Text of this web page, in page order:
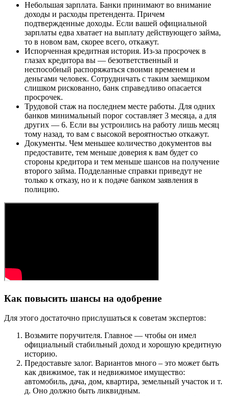
Небольшая зарплата. Банки принимают во внимание
доходы и расходы претендента. Причем
подтвержденные доходы. Если вашей официальной
зарплаты едва хватает на выплату действующего займа,
то в новом вам, скорее всего, откажут.
Испорченная кредитная история. Из-за просрочек в
глазах кредитора вы — безответственный и
неспособный распоряжаться своими временем и
деньгами человек. Сотрудничать с таким заемщиком
слишком рискованно, банк справедливо опасается
просрочек.
Трудовой стаж на последнем месте работы. Для одних
банков минимальный порог составляет 3 месяца, а для
других — 6. Если вы устроились на работу лишь месяц
тому назад, то вам с высокой вероятностью откажут.
Документы. Чем меньшее количество документов вы
предоставите, тем меньше доверия к вам будет со
стороны кредитора и тем меньше шансов на получение
второго займа. Подделанные справки приведут не
только к отказу, но и к подаче банком заявления в
полицию.
Как повысить шансы на одобрение
Для этого достаточно прислушаться к советам экспертов:
Возьмите поручителя. Главное — чтобы он имел
официальный стабильный доход и хорошую кредитную
историю.
Предоставьте залог. Вариантов много – это может быть
как движимое, так и недвижимое имущество:
автомобиль, дача, дом, квартира, земельный участок и т.
д. Оно должно быть ликвидным.